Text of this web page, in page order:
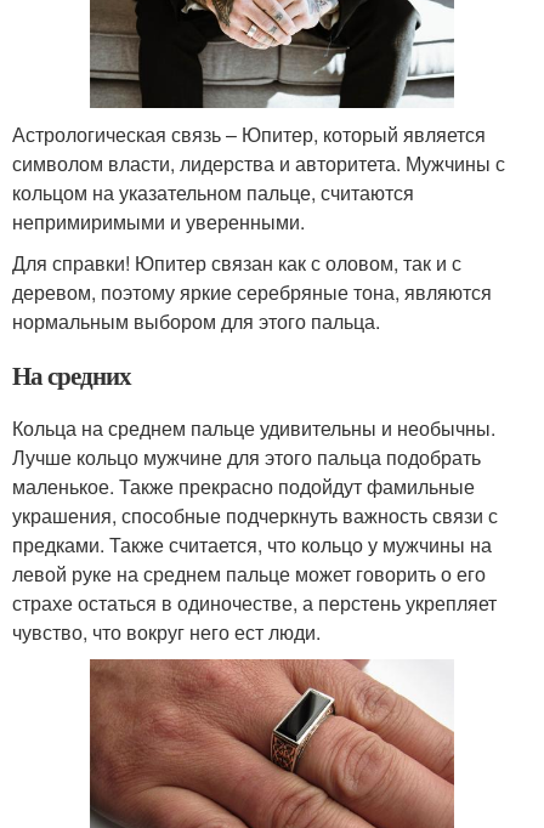
Астрологическая связь – Юпитер, который является
символом власти, лидерства и авторитета. Мужчины с
кольцом на указательном пальце, считаются
непримиримыми и уверенными.
Для справки! Юпитер связан как с оловом, так и с
деревом, поэтому яркие серебряные тона, являются
нормальным выбором для этого пальца.
На средних
Кольца на среднем пальце удивительны и необычны.
Лучше кольцо мужчине для этого пальца подобрать
маленькое. Также прекрасно подойдут фамильные
украшения, способные подчеркнуть важность связи с
предками. Также считается, что кольцо у мужчины на
левой руке на среднем пальце может говорить о его
страхе остаться в одиночестве, а перстень укрепляет
чувство, что вокруг него ест люди.